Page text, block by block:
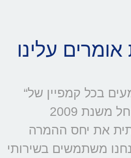
“מוצרי קולמי מוטמעים בכל קמפיין של
סלקום ונטוויז’ן, החל משנת 2009
את יחס ההמרה
משתמשים בשירותי